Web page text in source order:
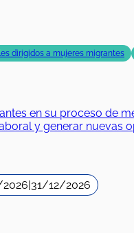
dirigidos a mujeres migrantes
en su proceso de
y generar nuevas
|31/12/2026